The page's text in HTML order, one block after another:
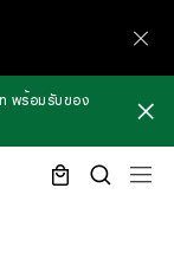
พร้อมรับของ